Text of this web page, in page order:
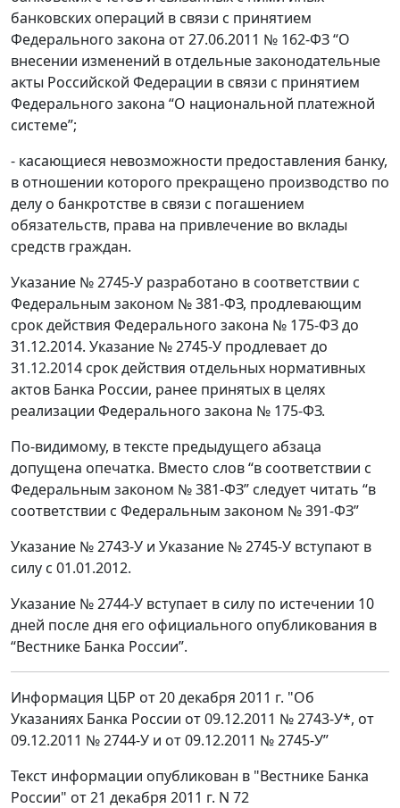
банковских операций в связи с принятием
Федерального закона от 27.06.2011 № 162-ФЗ “О
внесении изменений в отдельные законодательные
акты Российской Федерации в связи с принятием
Федерального закона “О национальной платежной
системе”;
- касающиеся невозможности предоставления банку,
в отношении которого прекращено производство по
делу о банкротстве в связи с погашением
обязательств, права на привлечение во вклады
средств граждан.
Указание № 2745-У разработано в соответствии с
Федеральным законом № 381-ФЗ, продлевающим
срок действия Федерального закона № 175-ФЗ до
31.12.2014. Указание № 2745-У продлевает до
31.12.2014 срок действия отдельных нормативных
актов Банка России, ранее принятых в целях
реализации Федерального закона № 175-ФЗ.
По-видимому, в тексте предыдущего абзаца
допущена опечатка. Вместо слов “в соответствии с
Федеральным законом № 381-ФЗ” следует читать “в
соответствии с Федеральным законом № 391-ФЗ”
Указание № 2743-У и Указание № 2745-У вступают в
силу с 01.01.2012.
Указание № 2744-У вступает в силу по истечении 10
дней после дня его официального опубликования в
“Вестнике Банка России”.
Информация ЦБР от 20 декабря 2011 г. "Об
Указаниях Банка России от 09.12.2011 № 2743-У*, от
09.12.2011 № 2744-У и от 09.12.2011 № 2745-У”
Текст информации опубликован в "Вестнике Банка
России" от 21 декабря 2011 г. N 72